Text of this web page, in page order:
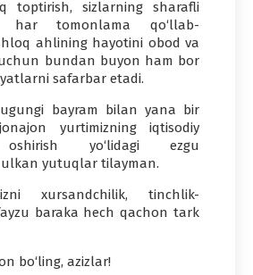
toptirish, sizlarning sharafli
har tomonlama qo‘llab-
ahlining hayotini obod va
bundan buyon ham bor
safarbar etadi.
bayram bilan yana bir
yurtimizning iqtisodiy
oshirish yo‘lidagi ezgu
yutuqlar tilayman.
xursandchilik, tinchlik-
baraka hech qachon tark
bo‘ling, azizlar!